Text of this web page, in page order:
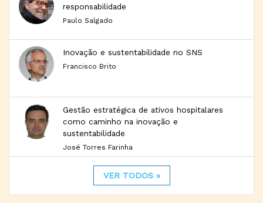
responsabilidade
Paulo Salgado
Inovação e sustentabilidade no SNS
Francisco Brito
Gestão estratégica de ativos hospitalares
como caminho na inovação e
sustentabilidade
José Torres Farinha
VER TODOS »